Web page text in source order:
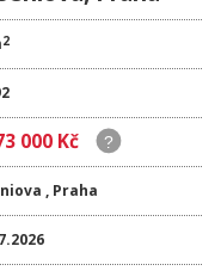
2
000 Kč
, Praha